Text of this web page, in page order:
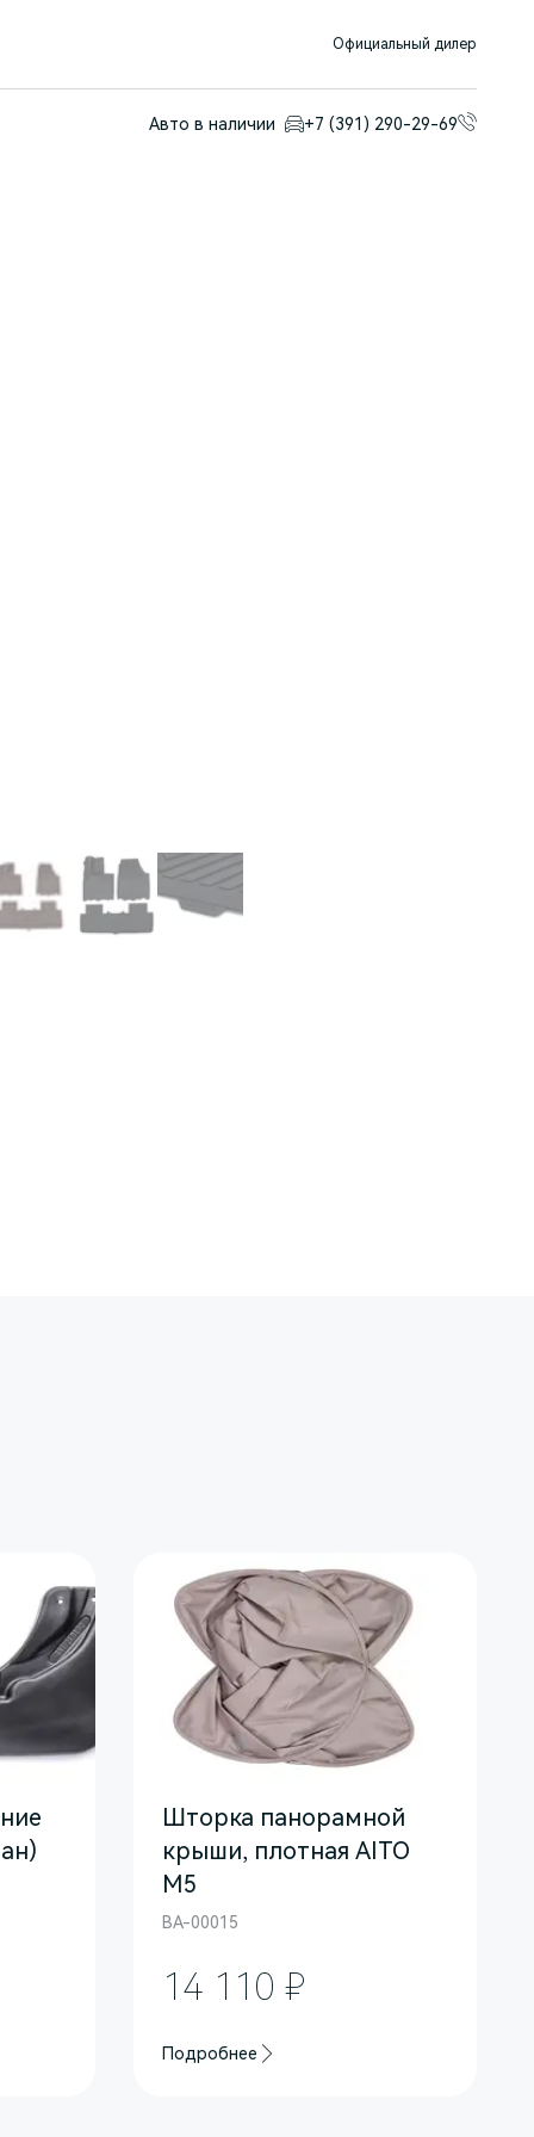
Официальный дилер
Авто в наличии +7 (391) 290-29-69
Шторка панорамной
крыши, плотная AITO
M5
BA-00015
14 110 ₽
Подробнее